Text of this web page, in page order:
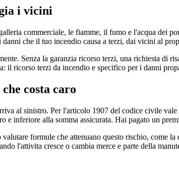
i vicini
commerciale, le fiamme, il fumo e l'acqua dei
che il tuo incendio causa a terzi, dai vicini al
Senza la garanzia ricorso terzi, una richiesta di
il ricorso terzi da incendio e specifico per i danni
costa caro
al sinistro. Per l'articolo 1907 del codice civile
e inferiore alla somma assicurata. Hai pagato un
formule che attenuano questo rischio, come
l'attivita cresce o cambia merce e parte della